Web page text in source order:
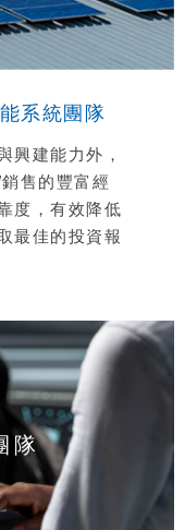
系統團隊
興建能力外，
售的豐富經
度，有效降低
最佳的投資報
隊